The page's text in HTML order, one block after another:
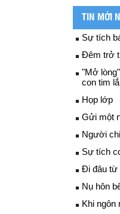
TIN MỚI
Sự tích
Đêm trở
"Mở
con tim
Họp lớp
Gửi một
Người
Sự tích
Đi đâu từ
Nụ hôn
Khi ngôn